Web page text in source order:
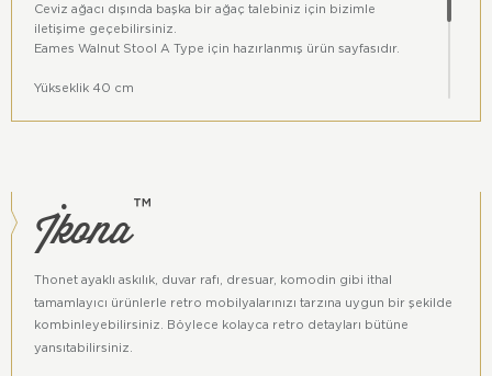
Ceviz ağacı dışında başka bir ağaç talebiniz için bizimle
iletişime geçebilirsiniz.
Eames Walnut Stool A Type için hazırlanmış ürün sayfasıdır.
Yükseklik 40 cm
eames stool, eames walnut stool, walnut stool, a type stool,
İkona™
Thonet ayaklı askılık, duvar rafı, dresuar, komodin gibi ithal
tamamlayıcı ürünlerle retro mobilyalarınızı tarzına uygun bir şekilde
kombinleyebilirsiniz. Böylece kolayca retro detayları bütüne
yansıtabilirsiniz.